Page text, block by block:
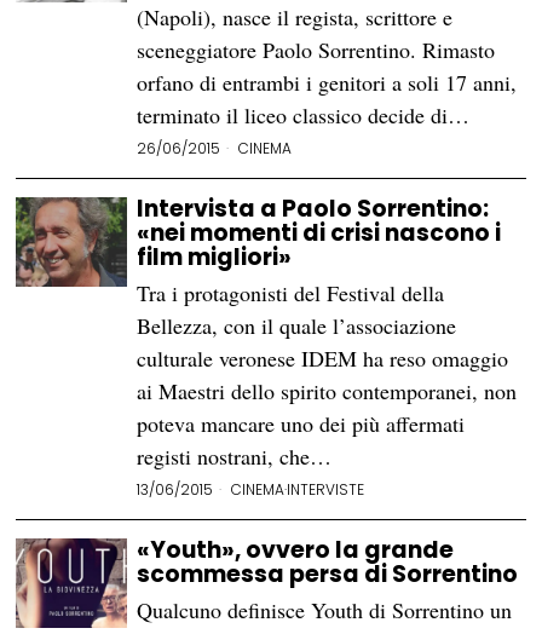
(Napoli), nasce il regista, scrittore e
sceneggiatore Paolo Sorrentino. Rimasto
orfano di entrambi i genitori a soli 17 anni,
terminato il liceo classico decide di…
26/06/2015 CINEMA
Intervista a Paolo Sorrentino:
«nei momenti di crisi nascono i
film migliori»
Tra i protagonisti del Festival della
Bellezza, con il quale l’associazione
culturale veronese IDEM ha reso omaggio
ai Maestri dello spirito contemporanei, non
poteva mancare uno dei più affermati
registi nostrani, che…
13/06/2015 CINEMA·INTERVISTE
«Youth», ovvero la grande
scommessa persa di Sorrentino
Qualcuno definisce Youth di Sorrentino un